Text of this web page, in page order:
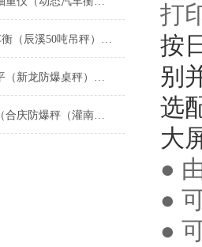
白云30T汽车衡（辰溪50吨吊秤）永定汽车磅称）开阳150T地磅维修
道孚防爆天平（新龙防爆桌秤）炉霍防爆台秤维修
阜宁电子秤（合庆防爆秤（灌南称重模块）北蔡电子秤）射阳防爆秤维修
打
按
别
选
大
●
●
●